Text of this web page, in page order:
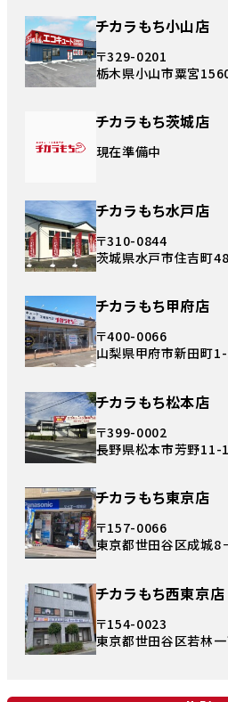
チカラもち小山店
〒329-0201
栃木県小山市粟宮
チカラもち茨城店
現在準備中
チカラもち水戸店
〒310-0844
茨城県水戸市住吉町
チカラもち甲府店
〒400-0066
山梨県甲府市新田町
チカラもち松本店
〒399-0002
長野県松本市芳野11-
チカラもち東京店
〒157-0066
東京都世田谷区成城8
チカラもち西東京店
〒154-0023
東京都世田谷区若林